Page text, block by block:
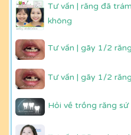
Tư vấn | răng đã
không
Tư vấn | gãy 1/2
Tư vấn | gãy 1/2
Hỏi về trồng răng